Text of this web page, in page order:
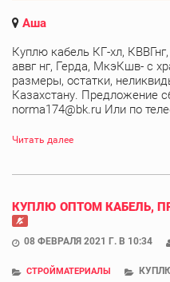
Аша
Куплю кабель КГ-хл,
аввг нг, Герда, МкэКшв- с
размеры, остатки,
Казахстану. Предложение
norma174@bk.ru Или по
Читать далее
КУПЛЮ ОПТОМ КАБЕЛЬ,
08 ФЕВРАЛЯ 2021 Г. В 10:34
СТРОЙМАТЕРИАЛЫ